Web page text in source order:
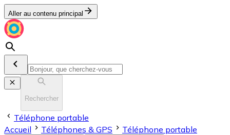
Aller au contenu principal
Rechercher
Téléphone portable
Accueil
Téléphones & GPS Téléphone portable